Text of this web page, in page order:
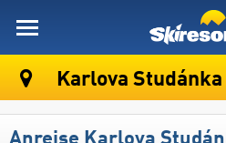
Karlova Studánka